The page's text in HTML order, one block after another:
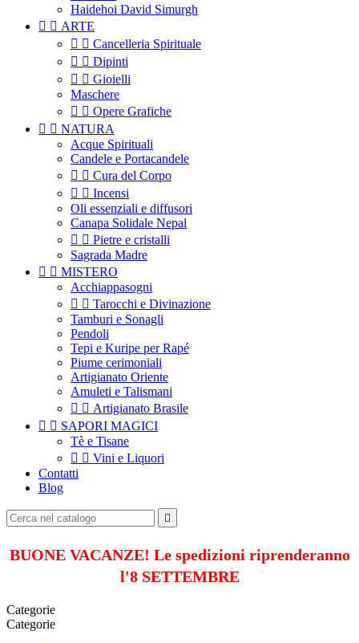
Haidehoi David Simurgh
  ARTE
  Cancelleria Spirituale
  Dipinti
  Gioielli
Maschere
  Opere Grafiche
  NATURA
Acque Spirituali
Candele e Portacandele
  Cura del Corpo
  Incensi
Oli essenziali e diffusori
Canapa Solidale Nepal
  Pietre e cristalli
Sagrada Madre
  MISTERO
Acchiappasogni
  Tarocchi e Divinazione
Tamburi e Sonagli
Pendoli
Tepi e Kuripe per Rapé
Piume cerimoniali
Artigianato Oriente
Amuleti e Talismani
  Artigianato Brasile
  SAPORI MAGICI
Tè e Tisane
  Vini e Liquori
Contatti
Blog

BUONE VACANZE! Le spedizioni riprenderanno
l'8 SETTEMBRE
Categorie
Categorie